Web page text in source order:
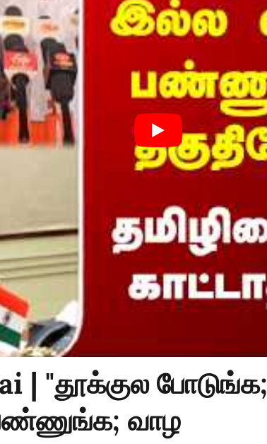
| "தூக்குல போடுங்க;
வாழ